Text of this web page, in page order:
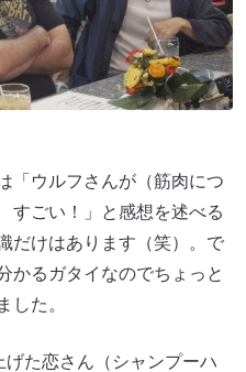
「ウルフさんが（筋肉につ
ごい！」と感想を述べる
だけはあります（笑）。で
かるガタイなのでちょっと
した。
げた恋さん（シャンプーハ